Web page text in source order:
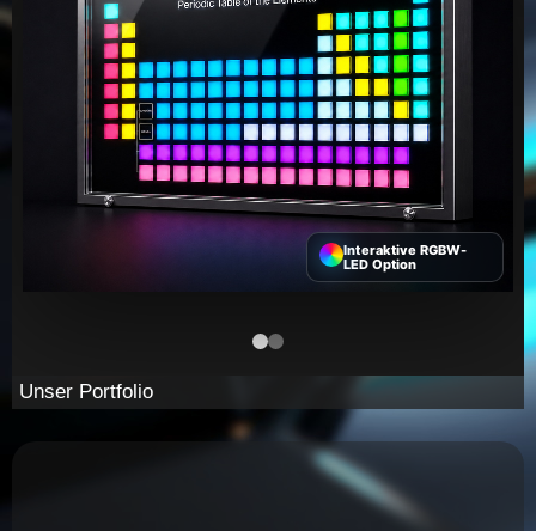
Interaktive RGBW-
LED Option
Unser Portfolio